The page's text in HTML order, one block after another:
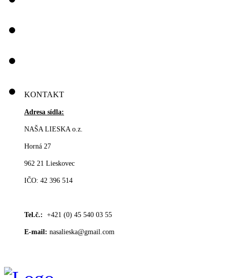
KONTAKT
Adresa sídla:
NAŠA LIESKA o.z.
Horná 27
962 21 Lieskovec
IČO: 42 396 514
Tel.č.: +421 (0) 45 540 03 55
E-mail: nasalieska@gmail.com